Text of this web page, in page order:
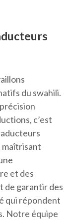
du swahili.
c’est
maîtrisant
et des
de garantir des
qui répondent
Notre équipe